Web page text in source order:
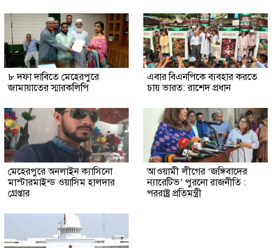
৮ দফা দাবিতে মেহেরপুরে
জামায়াতের স্মারকলিপি
এবার বিএনপিকে ব্যবহার করতে
চায় ভারত: রাশেদ প্রধান
মেহেরপুরে অনলাইন ক্যাসিনো
মাস্টারমাইন্ড ওয়াসিম হালদার
গ্রেপ্তার
আওয়ামী লীগের ‘জঙ্গিবাদের
ন্যারেটিভ’ পুরনো রাজনীতি :
পররাষ্ট্র প্রতিমন্ত্রী